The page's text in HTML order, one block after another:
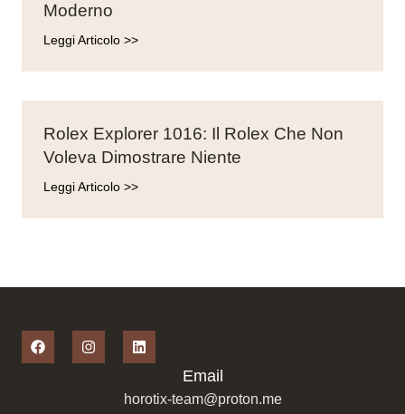
Moderno
Leggi Articolo >>
Rolex Explorer 1016: Il Rolex Che Non
Voleva Dimostrare Niente
Leggi Articolo >>
Email
horotix-team@proton.me